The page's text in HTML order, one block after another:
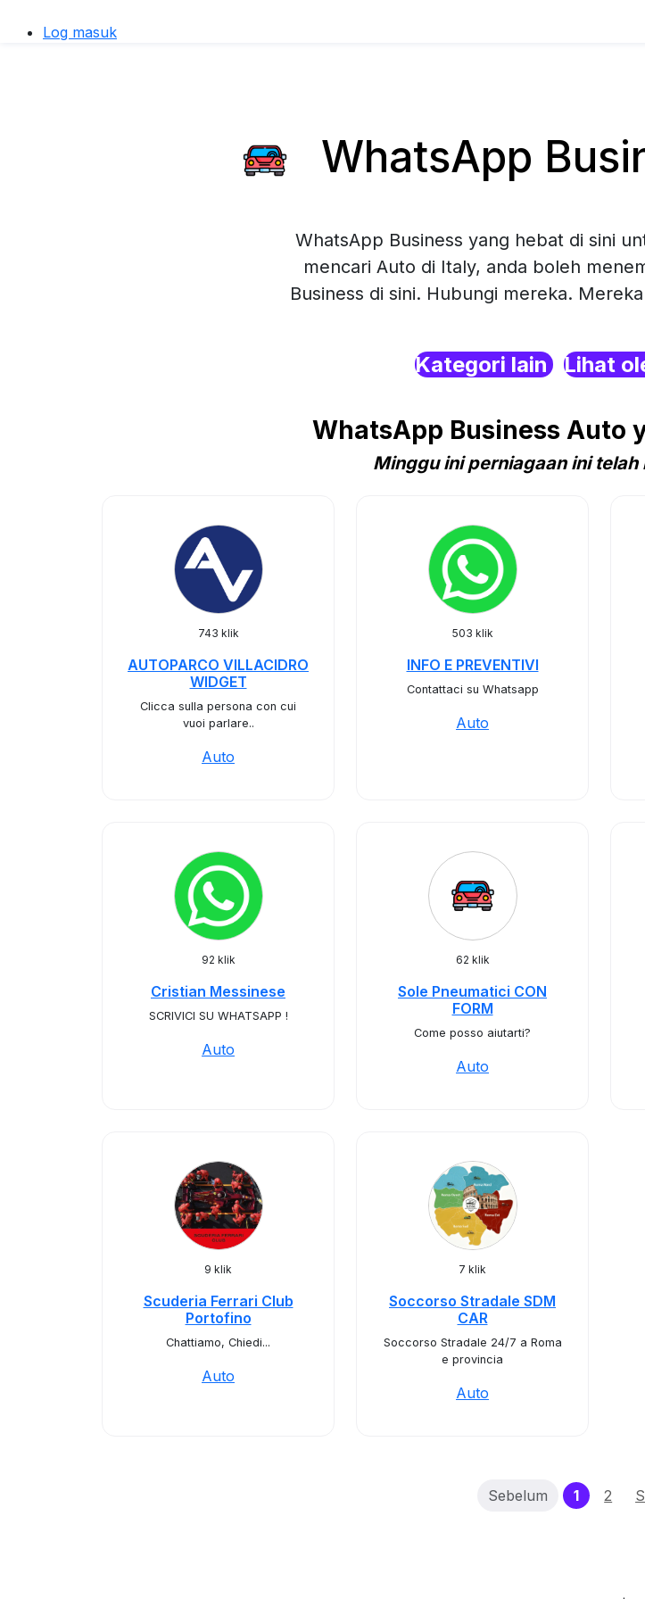
Log masuk
WhatsApp
WhatsApp Business yang hebat di sini
mencari Auto di Italy, anda boleh
Business di sini. Hubungi mereka.
Kategori lain Lihat
WhatsApp Business Auto
Minggu ini perniagaan ini telah
743 klik
AUTOPARCO VILLACIDRO
WIDGET
Clicca sulla persona con cui
vuoi parlare..
Auto
503 klik
INFO E PREVENTIVI
Contattaci su Whatsapp
Auto
92 klik
Cristian Messinese
SCRIVICI SU WHATSAPP !
Auto
62 klik
Sole Pneumatici CON
FORM
Come posso aiutarti?
Auto
9 klik
Scuderia Ferrari Club
Portofino
Chattiamo, Chiedi...
Auto
7 klik
Soccorso Stradale SDM
CAR
Soccorso Stradale 24/7 a Roma
e provincia
Auto
Sebelum 1(current)
2